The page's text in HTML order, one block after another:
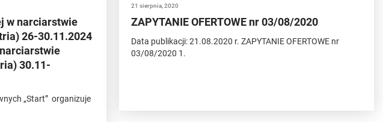
w narciarstwie
26-30.11.2024
30.11-
„Start” organizuje
21 sierpnia, 2020
ZAPYTANIE OFERTOWE nr 03/08/2020
Data publikacji: 21.08.2020 r. ZAPYTANIE OFERTOWE nr
03/08/2020 1.